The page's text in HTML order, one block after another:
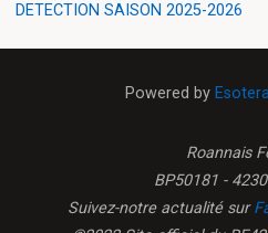
DETECTION SAISON 2025-2026
Powered by
Roannais
BP50181 -
Suivez-notre actualité sur